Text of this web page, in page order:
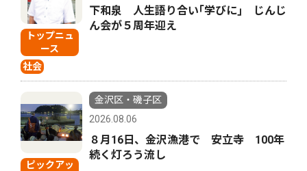
トップニュ
ース
社会
下和泉 人生語り合い｢学びに｣ じんじ
ん会が５周年迎え
ピックアッ
金沢区・磯子区
2026.08.06
８月16日、金沢漁港で 安立寺 100年
続く灯ろう流し